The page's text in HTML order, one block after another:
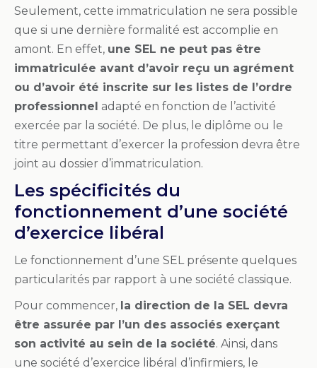
Seulement, cette immatriculation ne sera possible
que si une dernière formalité est accomplie en
amont. En effet, une SEL ne peut pas être
immatriculée avant d’avoir reçu un agrément
ou d’avoir été inscrite sur les listes de l’ordre
professionnel adapté en fonction de l’activité
exercée par la société. De plus, le diplôme ou le
titre permettant d’exercer la profession devra être
joint au dossier d’immatriculation.
Les spécificités du
fonctionnement d’une société
d’exercice libéral
Le fonctionnement d’une SEL présente quelques
particularités par rapport à une société classique.
Pour commencer, la direction de la SEL devra
être assurée par l’un des associés exerçant
son activité au sein de la société. Ainsi, dans
une société d’exercice libéral d’infirmiers, le